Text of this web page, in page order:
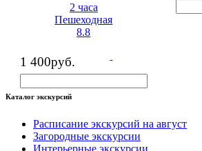
2 часа
Пешеходная
8.8
1 400руб.
Каталог экскурсий
Расписание экскурсий на август
Загородные экскурсии
Интерьерные экскурсии